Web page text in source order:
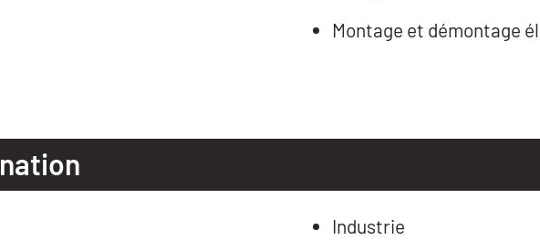
Montage et démontage
Industrie